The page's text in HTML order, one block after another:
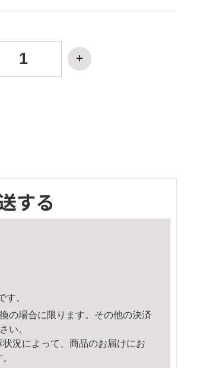
する
す。
の場合に限ります。その他の決済
い。
況によって、商品のお届けにお